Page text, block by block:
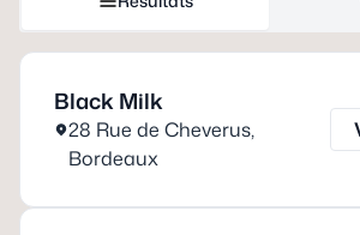
Black Milk
28 Rue de Cheverus,
Bordeaux